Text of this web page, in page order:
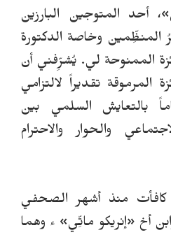
»، أحد المتوجين البارزين
المنظِّمين وخاصة الدكتورة
الممنوحة لي. يُشرِّفني أن
تقديراً لالتزامي
بالتعايش السلمي بين
والحوار والاحترام
منذ أشهر الصحفي
أخ «إنريكو ماتِّي» ء وهما